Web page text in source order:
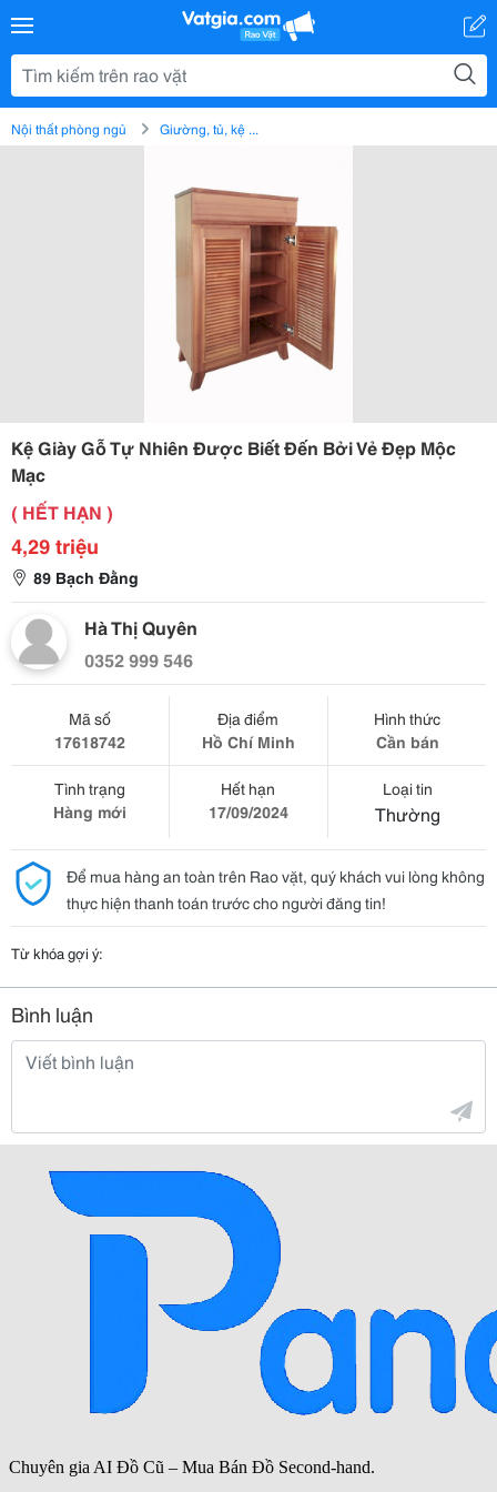
Nội thất phòng ngủ Giường, tủ, kệ ...
Kệ Giày Gỗ Tự Nhiên Được Biết Đến Bởi Vẻ Đẹp Mộc
Mạc
( HẾT HẠN )
4,29 triệu
89 Bạch Đằng
Hà Thị Quyên
0352 999 546
Mã số
17618742
Địa điểm
Hồ Chí Minh
Hình thức
Cần bán
Tình trạng
Hàng mới
Hết hạn
17/09/2024
Loại tin
Thường
Để mua hàng an toàn trên Rao vặt, quý khách vui lòng không
thực hiện thanh toán trước cho người đăng tin!
Từ khóa gợi ý:
Bình luận